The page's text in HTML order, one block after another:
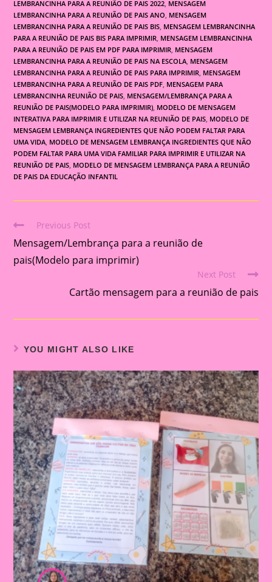
LEMBRANCINHA PARA A REUNIÃO DE PAIS 2022 MENSAGEM
LEMBRANCINHA PARA A REUNIÃO DE PAIS ANO MENSAGEM
LEMBRANCINHA PARA A REUNIÃO DE PAIS BIS MENSAGEM LEMBRANCINHA
PARA A REUNIÃO DE PAIS BIS PARA IMPRIMIR MENSAGEM LEMBRANCINHA
PARA A REUNIÃO DE PAIS EM PDF PARA IMPRIMIR MENSAGEM
LEMBRANCINHA PARA A REUNIÃO DE PAIS NA ESCOLA MENSAGEM
LEMBRANCINHA PARA A REUNIÃO DE PAIS PARA IMPRIMIR MENSAGEM
LEMBRANCINHA PARA A REUNIÃO DE PAIS PDF MENSAGEM PARA
LEMBRANCINHA REUNIÃO DE PAIS MENSAGEM/LEMBRANÇA PARA A
REUNIÃO DE PAIS(MODELO PARA IMPRIMIR) MODELO DE MENSAGEM
INTERATIVA PARA IMPRIMIR E UTILIZAR NA REUNIÃO DE PAIS MODELO DE
MENSAGEM LEMBRANÇA INGREDIENTES QUE NÃO PODEM FALTAR PARA
UMA VIDA MODELO DE MENSAGEM LEMBRANÇA INGREDIENTES QUE NÃO
PODEM FALTAR PARA UMA VIDA FAMILIAR PARA IMPRIMIR E UTILIZAR NA
REUNIÃO DE PAIS MODELO DE MENSAGEM LEMBRANÇA PARA A REUNIÃO
DE PAIS DA EDUCAÇÃO INFANTIL
Read
more
articles
Previous Post
Mensagem/Lembrança para a reunião de
pais(Modelo para imprimir)
Next Post
Cartão mensagem para a reunião de pais
YOU MIGHT ALSO LIKE